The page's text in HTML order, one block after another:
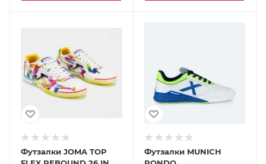
Футзалки JOMA TOP
Футзалки MUNICH